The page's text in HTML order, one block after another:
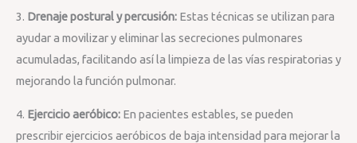
3. Drenaje postural y percusión: Estas técnicas se utilizan para
ayudar a movilizar y eliminar las secreciones pulmonares
acumuladas, facilitando así la limpieza de las vías respiratorias y
mejorando la función pulmonar.
4. Ejercicio aeróbico: En pacientes estables, se pueden
prescribir ejercicios aeróbicos de baja intensidad para mejorar la